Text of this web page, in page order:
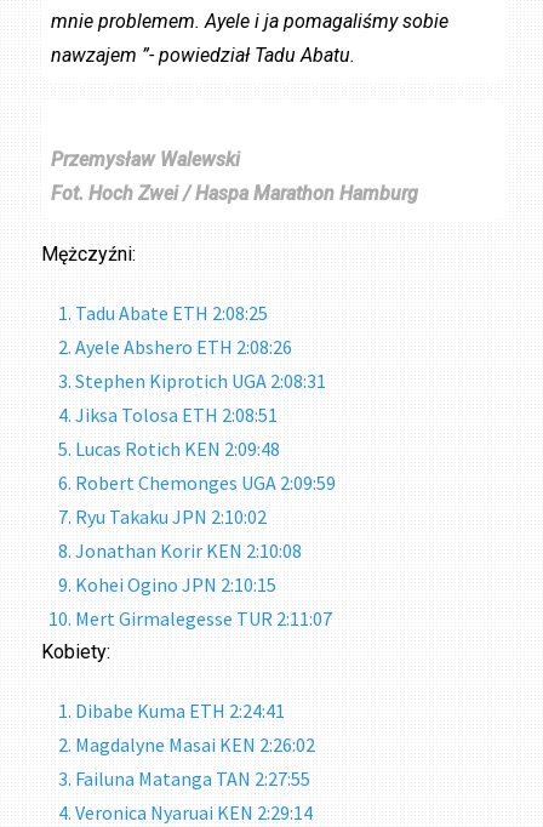
mnie problemem. Ayele i ja pomagaliśmy sobie
nawzajem ”- powiedział Tadu Abatu.
Przemysław Walewski
Fot. Hoch Zwei / Haspa Marathon Hamburg
Mężczyźni:
Tadu Abate ETH 2:08:25
Ayele Abshero ETH 2:08:26
Stephen Kiprotich UGA 2:08:31
Jiksa Tolosa ETH 2:08:51
Lucas Rotich KEN 2:09:48
Robert Chemonges UGA 2:09:59
Ryu Takaku JPN 2:10:02
Jonathan Korir KEN 2:10:08
Kohei Ogino JPN 2:10:15
Mert Girmalegesse TUR 2:11:07
Kobiety:
Dibabe Kuma ETH 2:24:41
Magdalyne Masai KEN 2:26:02
Failuna Matanga TAN 2:27:55
Veronica Nyaruai KEN 2:29:14